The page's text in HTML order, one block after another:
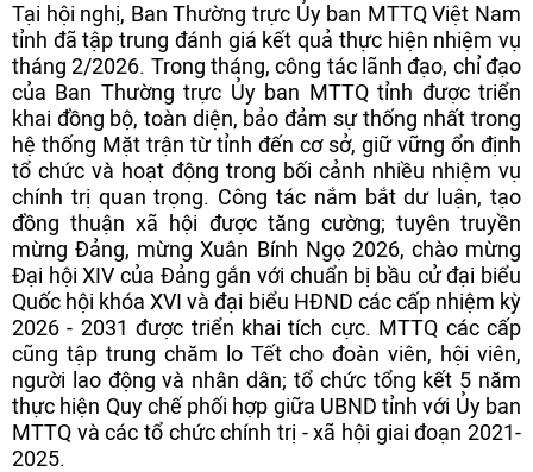
Tại hội nghị, Ban Thường trực Ủy ban MTTQ Việt Nam
tỉnh đã tập trung đánh giá kết quả thực hiện nhiệm vụ
tháng 2/2026. Trong tháng, công tác lãnh đạo, chỉ đạo
của Ban Thường trực Ủy ban MTTQ tỉnh được triển
khai đồng bộ, toàn diện, bảo đảm sự thống nhất trong
hệ thống Mặt trận từ tỉnh đến cơ sở, giữ vững ổn định
tổ chức và hoạt động trong bối cảnh nhiều nhiệm vụ
chính trị quan trọng. Công tác nắm bắt dư luận, tạo
đồng thuận xã hội được tăng cường; tuyên truyền
mừng Đảng, mừng Xuân Bính Ngọ 2026, chào mừng
Đại hội XIV của Đảng gắn với chuẩn bị bầu cử đại biểu
Quốc hội khóa XVI và đại biểu HĐND các cấp nhiệm kỳ
2026 - 2031 được triển khai tích cực. MTTQ các cấp
cũng tập trung chăm lo Tết cho đoàn viên, hội viên,
người lao động và nhân dân; tổ chức tổng kết 5 năm
thực hiện Quy chế phối hợp giữa UBND tỉnh với Ủy ban
MTTQ và các tổ chức chính trị - xã hội giai đoạn 2021-
2025.